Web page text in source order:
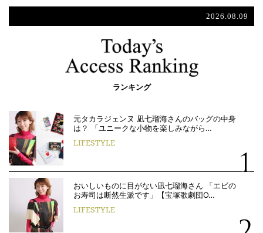
2026.08.09
ランキング
元タカラジェンヌ 凪七瑠海さんのバッグの中身
は？ 「ユニークな小物を楽しみながら…
LIFESTYLE
おいしいものに目がない凪七瑠海さん 「エビの
お寿司は断然生派です」【宝塚歌劇団O…
LIFESTYLE